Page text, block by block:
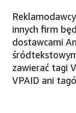
innych firm
dostawcami
zawierać tagi
VPAID ani